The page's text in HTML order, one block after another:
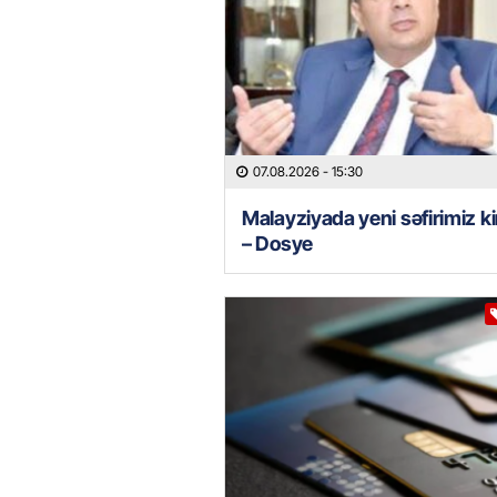
07.08.2026 - 15:30
Malayziyada yeni səfirimiz
– Dosye